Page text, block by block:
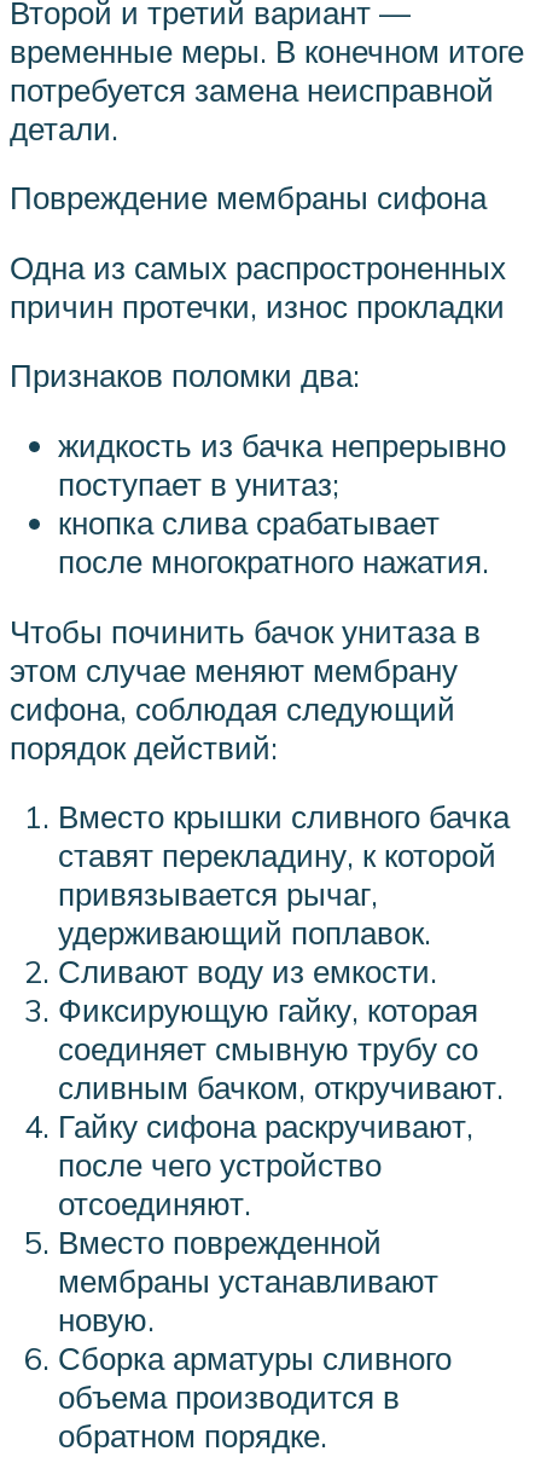
Второй и третий вариант —
временные меры. В конечном итоге
потребуется замена неисправной
детали.
Повреждение мембраны сифона
Одна из самых распростроненных
причин протечки, износ прокладки
Признаков поломки два:
жидкость из бачка непрерывно
поступает в унитаз;
кнопка слива срабатывает
после многократного нажатия.
Чтобы починить бачок унитаза в
этом случае меняют мембрану
сифона, соблюдая следующий
порядок действий:
Вместо крышки сливного бачка
ставят перекладину, к которой
привязывается рычаг,
удерживающий поплавок.
Сливают воду из емкости.
Фиксирующую гайку, которая
соединяет смывную трубу со
сливным бачком, откручивают.
Гайку сифона раскручивают,
после чего устройство
отсоединяют.
Вместо поврежденной
мембраны устанавливают
новую.
Сборка арматуры сливного
объема производится в
обратном порядке.